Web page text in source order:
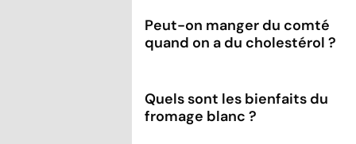
Peut-on manger du comté
quand on a du cholestérol ?
Quels sont les bienfaits du
fromage blanc ?